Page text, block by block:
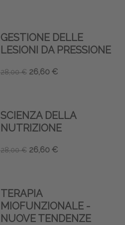
GESTIONE DELLE
LESIONI DA PRESSIONE
28,00 € 26,60 €
SCIENZA DELLA
NUTRIZIONE
28,00 € 26,60 €
TERAPIA
MIOFUNZIONALE -
NUOVE TENDENZE